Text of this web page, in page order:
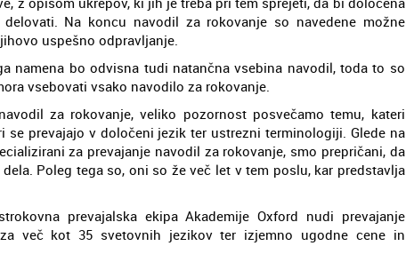
Na koncu navodil za rokovanje so navedene možne
uspešno odpravljanje.
namena bo odvisna tudi natančna vsebina navodil, toda to so
vsebovati vsako navodilo za rokovanje.
za rokovanje, veliko pozornost posvečamo temu, kateri
prevajajo v določeni jezik ter ustrezni terminologiji. Glede na
za prevajanje navodil za rokovanje, smo prepričani, da
Poleg tega so, oni so že več let v tem poslu, kar predstavlja
prevajalska ekipa Akademije Oxford nudi prevajanje
več kot 35 svetovnih jezikov ter izjemno ugodne cene in